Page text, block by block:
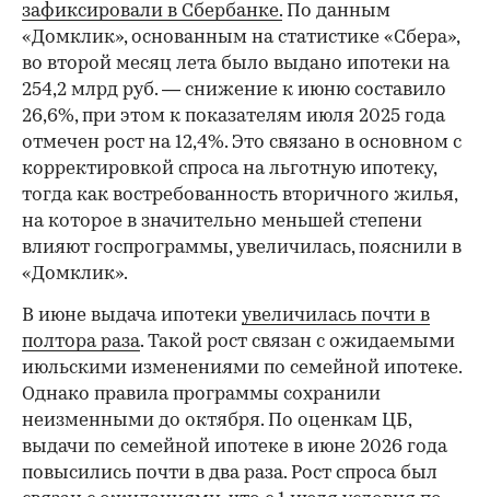
зафиксировали в Сбербанке. По данным
«Домклик», основанным на статистике «Сбера»,
во второй месяц лета было выдано ипотеки на
254,2 млрд руб. — снижение к июню составило
26,6%, при этом к показателям июля 2025 года
отмечен рост на 12,4%. Это связано в основном с
корректировкой спроса на льготную ипотеку,
тогда как востребованность вторичного жилья,
на которое в значительно меньшей степени
влияют госпрограммы, увеличилась, пояснили в
«Домклик».
В июне выдача ипотеки увеличилась почти в
полтора раза. Такой рост связан с ожидаемыми
июльскими изменениями по семейной ипотеке.
Однако правила программы сохранили
неизменными до октября. По оценкам ЦБ,
выдачи по семейной ипотеке в июне 2026 года
повысились почти в два раза. Рост спроса был